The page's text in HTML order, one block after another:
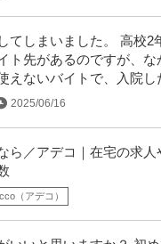
てしまいました。 高校2
ト先があるのですが、な
えないバイトで、入院し
2025/06/16
ら／アデコ｜在宅の求
（アデコ）